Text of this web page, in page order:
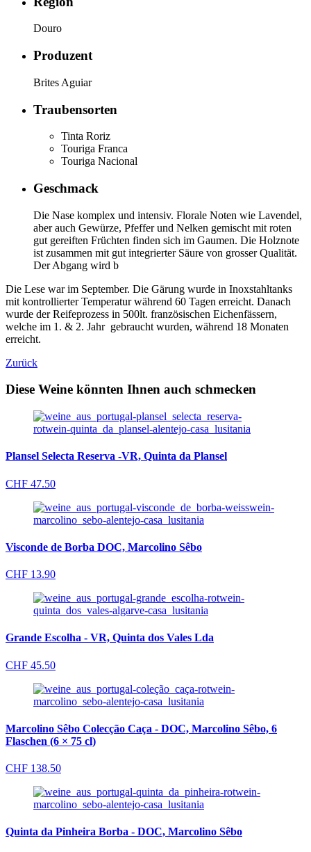
Douro
Produzent
Brites Aguiar
Traubensorten
Tinta Roriz
Touriga Franca
Touriga Nacional
Geschmack
Die Nase komplex und intensiv. Florale Noten wie Lavendel,
aber auch Gewürze, Pfeffer und Nelken gemischt mit roten
gut gereiften Früchten finden sich im Gaumen. Die Holznote
ist zusammen mit gut integrierter Säure von grosser Qualität.
Der Abgang wird b
Die Lese war im September. Die Gärung wurde in Inoxstahltanks
mit kontrollierter Temperatur während 60 Tagen erreicht. Danach
wurde der Reifeprozess in 500lt. französischen Eichenfässern,
welche im 1. & 2. Jahr gebraucht wurden, während 18 Monaten
erreicht.
Zurück
Diese Weine könnten Ihnen auch schmecken
Plansel Selecta Reserva -VR, Quinta da Plansel
CHF 47.50
Visconde de Borba DOC, Marcolino Sêbo
CHF 13.90
Grande Escolha - VR, Quinta dos Vales Lda
CHF 45.50
Marcolino Sêbo Colecção Caça - DOC, Marcolino Sêbo, 6
Flaschen (6 × 75 cl)
CHF 138.50
Quinta da Pinheira Borba - DOC, Marcolino Sêbo